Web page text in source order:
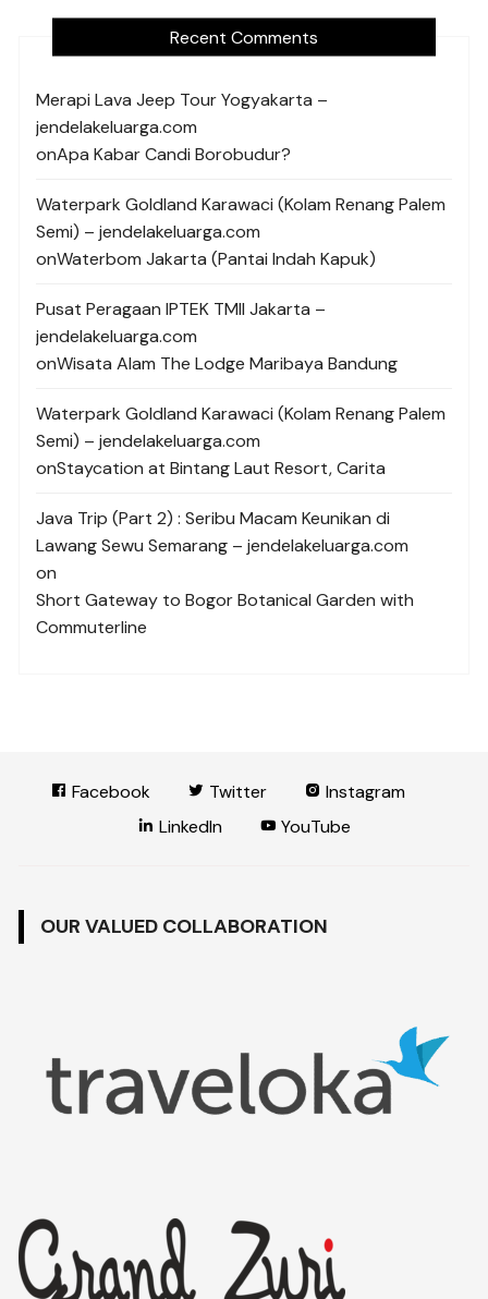
Recent Comments
Merapi Lava Jeep Tour Yogyakarta –
jendelakeluarga.com
onApa Kabar Candi Borobudur?
Waterpark Goldland Karawaci (Kolam Renang Palem
Semi) – jendelakeluarga.com
onWaterbom Jakarta (Pantai Indah Kapuk)
Pusat Peragaan IPTEK TMII Jakarta –
jendelakeluarga.com
onWisata Alam The Lodge Maribaya Bandung
Waterpark Goldland Karawaci (Kolam Renang Palem
Semi) – jendelakeluarga.com
onStaycation at Bintang Laut Resort, Carita
Java Trip (Part 2) : Seribu Macam Keunikan di
Lawang Sewu Semarang – jendelakeluarga.com
on
Short Gateway to Bogor Botanical Garden with
Commuterline
Facebook Twitter
Instagram
LinkedIn
YouTube
OUR VALUED COLLABORATION